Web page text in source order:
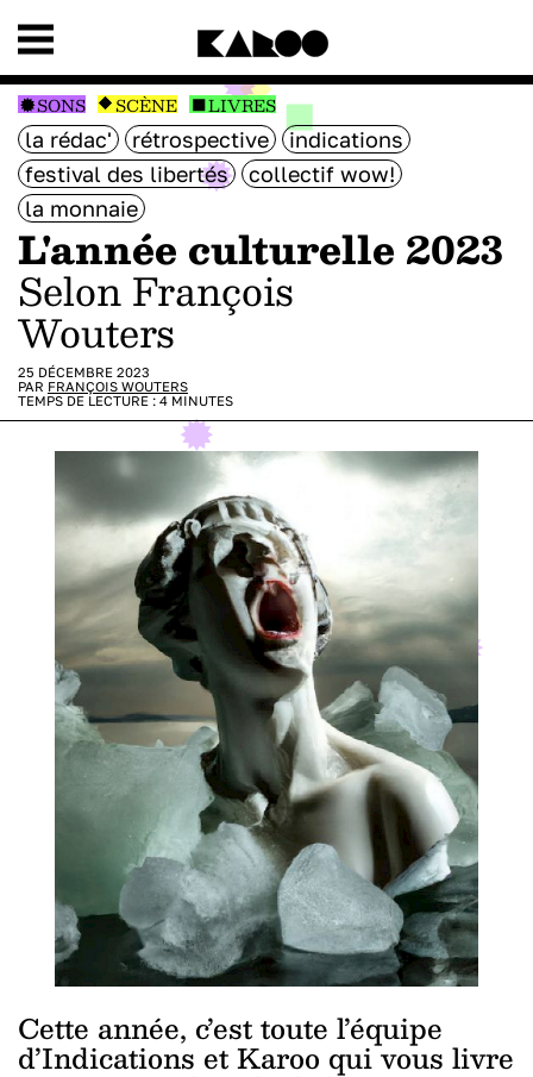
SONS SCÈNE LIVRES
la rédac' rétrospective
indications
festival des libertés
collectif wow!
la monnaie
L'année culturelle 2023
selon François
Wouters
25 DÉCEMBRE 2023
PAR FRANÇOIS WOUTERS
TEMPS DE LECTURE : 4 MINUTES
Cette année, c’est toute l’équipe
d’Indications et Karoo qui vous livre